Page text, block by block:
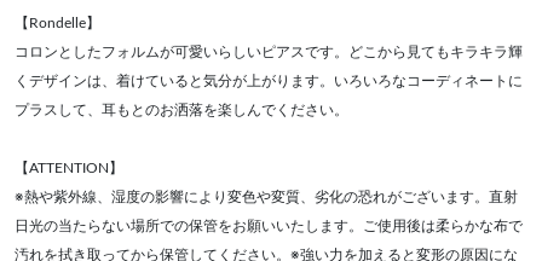
【Rondelle】
コロンとしたフォルムが可愛いらしいピアスです。どこから見てもキラキラ輝
くデザインは、着けていると気分が上がります。いろいろなコーディネートに
プラスして、耳もとのお洒落を楽しんでください。
【ATTENTION】
※熱や紫外線、湿度の影響により変色や変質、劣化の恐れがございます。直射
日光の当たらない場所での保管をお願いいたします。ご使用後は柔らかな布で
汚れを拭き取ってから保管してください。※強い力を加えると変形の原因にな